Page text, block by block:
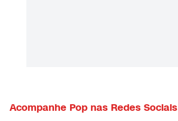
Acompanhe Pop nas Redes Sociais